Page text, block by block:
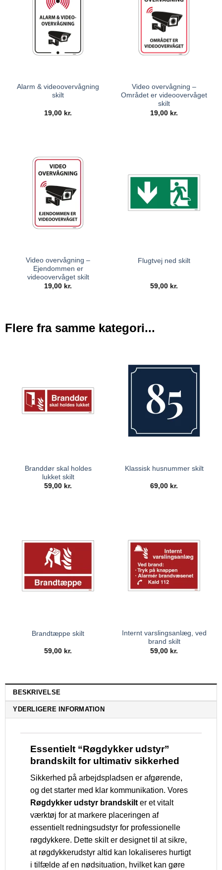
Alarm & videoovervågning
skilt
19,00 kr.
Video overvågning –
Området er videoovervåget
skilt
19,00 kr.
Video overvågning –
Ejendommen er
videoovervåget skilt
19,00 kr.
Flugtvej ned skilt
59,00 kr.
Flere fra samme kategori...
Branddør skal holdes
lukket skilt
59,00 kr.
Klassisk husnummer skilt
69,00 kr.
Brandtæppe skilt
59,00 kr.
Internt varslingsanlæg, ved
brand skilt
59,00 kr.
BESKRIVELSE
YDERLIGERE INFORMATION
Essentielt “Røgdykker udstyr”
brandskilt for ultimativ sikkerhed
Sikkerhed på arbejdspladsen er afgørende,
og det starter med klar kommunikation. Vores
Røgdykker udstyr brandskilt er et vitalt
værktøj for at markere placeringen af
essentielt redningsudstyr for professionelle
røgdykkere. Dette skilt er designet til at sikre,
at røgdykkerudstyr altid kan lokaliseres hurtigt
i tilfælde af en nødsituation, hvilket kan gøre